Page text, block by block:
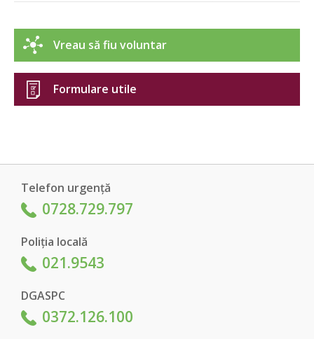
Vreau să fiu voluntar
Formulare utile
Telefon urgență
0728.729.797
Poliția locală
021.9543
DGASPC
0372.126.100